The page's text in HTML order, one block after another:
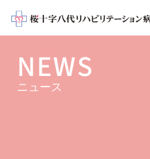
NEWS
ニュース